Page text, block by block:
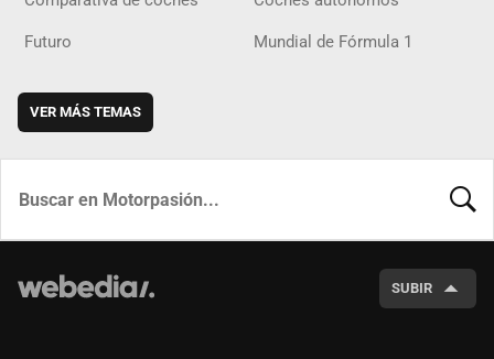
Futuro Mundial de Fórmula 1
VER MÁS TEMAS
SUBIR